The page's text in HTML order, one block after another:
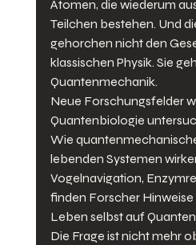
Atomen, die wiederum
Teilchen bestehen. Und
gehorchen nicht den
klassischen Physik. Sie
Quantenmechanik.
Neue Forschungsfelder
Quantenbiologie
Wie
lebenden Systemen
Vogelnavigation,
finden Forscher Hinweise
Leben selbst auf
Die Frage ist nicht mehr